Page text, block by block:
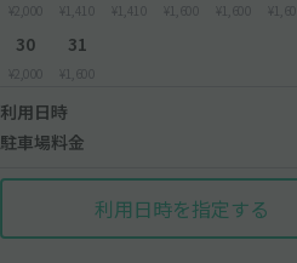
¥2,000 ¥1,410 ¥1,410 ¥1,600 ¥1,600 ¥1,600
30
¥2,000
31
¥1,600
利用日時
駐車場料金
利用日時を指定する